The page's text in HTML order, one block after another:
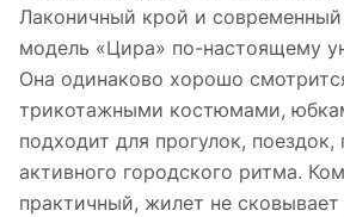
Лаконичный крой и
модель «Цира» по-настоящему
Она одинаково хорошо
трикотажными костюмами,
подходит для прогулок,
активного городского ритма.
практичный, жилет не